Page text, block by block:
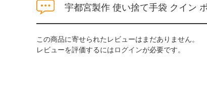
宇都宮製作 使い捨て手袋 クイン
この商品に寄せられたレビューはまだありません。
レビューを評価するにはログインが必要です。